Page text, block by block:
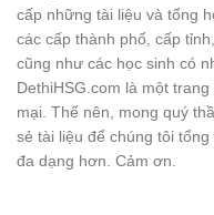
cấp những tài liệu và tổng
các cấp thành phố, cấp
cũng như các học sinh có
DethiHSG.com là một
mại. Thế nên, mong quý
sẻ tài liệu để chúng tôi
đa dạng hơn. Cảm ơn.